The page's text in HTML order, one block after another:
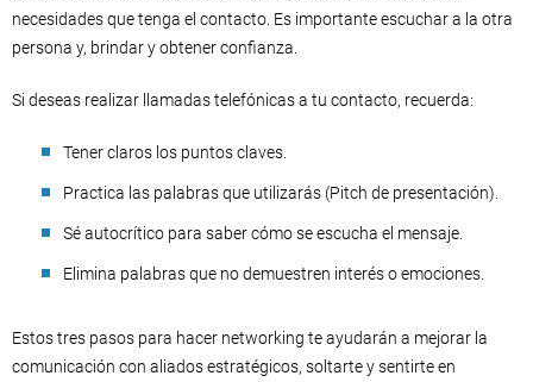
necesidades que tenga el contacto. Es importante escuchar a la otra
persona y, brindar y obtener confianza.
Si deseas realizar llamadas telefónicas a tu contacto, recuerda:
Tener claros los puntos claves.
Practica las palabras que utilizarás (Pitch de presentación).
Sé autocrítico para saber cómo se escucha el mensaje.
Elimina palabras que no demuestren interés o emociones.
Estos tres pasos para hacer networking te ayudarán a mejorar la
comunicación con aliados estratégicos, soltarte y sentirte en